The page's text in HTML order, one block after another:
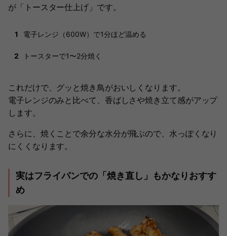
が「トースター仕上げ」です。
電子レンジ（600W）で1分ほど温める
トースターで1〜2分焼く
これだけで、グッと焼き鳥がおいしくなります。
電子レンジのみと比べて、香ばしさや焼き立て感がアップ
します。
さらに、焼くことで余分な水分が飛ぶので、水っぽくなり
にくくなります。
実はフライパンでの「焼き直し」もかなりおすす
め